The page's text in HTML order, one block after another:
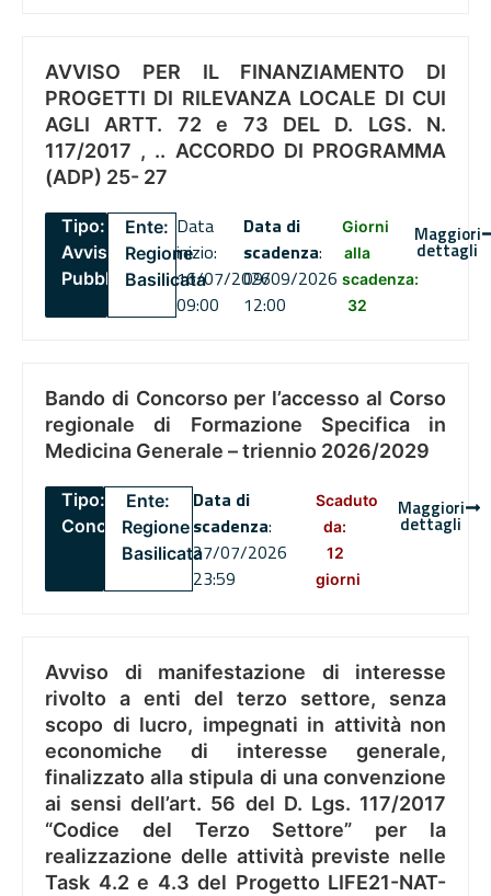
AVVISO PER IL FINANZIAMENTO DI
PROGETTI DI RILEVANZA LOCALE DI CUI
AGLI ARTT. 72 e 73 DEL D. LGS. N.
117/2017 , .. ACCORDO DI PROGRAMMA
(ADP) 25- 27
Tipo:
Avviso
Pubblico
Ente:
Regione
Basilicata
Data
inizio:
16/07/2026
09:00
Data di
scadenza:
09/09/2026
12:00
Giorni
alla
scadenza:
32
Maggiori
dettagli
Bando di Concorso per l’accesso al Corso
regionale di Formazione Specifica in
Medicina Generale – triennio 2026/2029
Tipo:
Concorsi
Ente:
Regione
Basilicata
Data di
scadenza:
27/07/2026
23:59
Scaduto
da:
12
giorni
Maggiori
dettagli
Avviso di manifestazione di interesse
rivolto a enti del terzo settore, senza
scopo di lucro, impegnati in attività non
economiche di interesse generale,
finalizzato alla stipula di una convenzione
ai sensi dell’art. 56 del D. Lgs. 117/2017
“Codice del Terzo Settore” per la
realizzazione delle attività previste nelle
Task 4.2 e 4.3 del Progetto LIFE21-NAT-